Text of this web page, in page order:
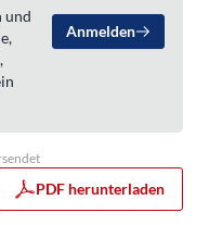
und
Anmelden
PDF herunterladen